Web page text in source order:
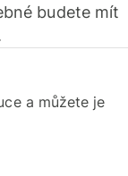
budete mít
a můžete je